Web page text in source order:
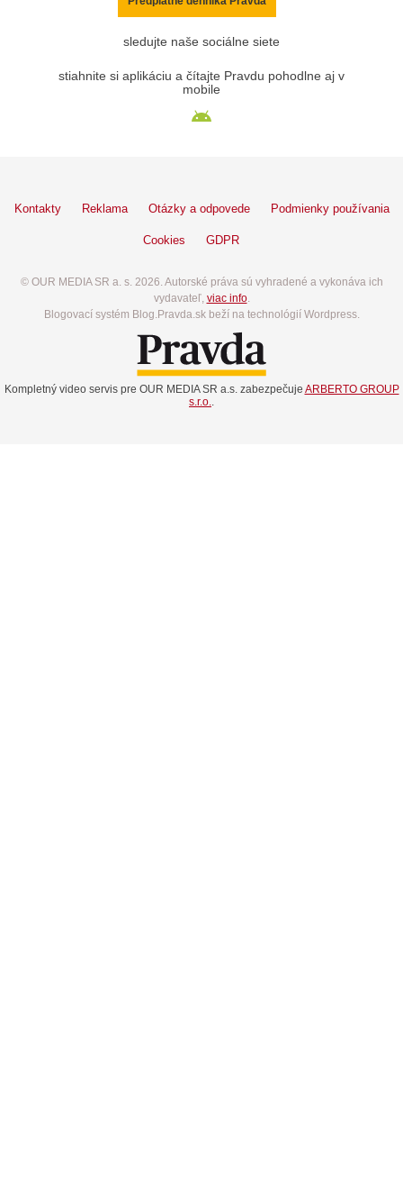
sledujte naše sociálne siete
stiahnite si aplikáciu a čítajte Pravdu pohodlne aj v
mobile
Kontakty Reklama Otázky a odpovede Podmienky používania
Cookies GDPR
© OUR MEDIA SR a. s. 2026. Autorské práva sú vyhradené a vykonáva ich
vydavateľ, viac info.
Blogovací systém Blog.Pravda.sk beží na technológií Wordpress.
Kompletný video servis pre OUR MEDIA SR a.s. zabezpečuje ARBERTO GROUP
s.r.o..